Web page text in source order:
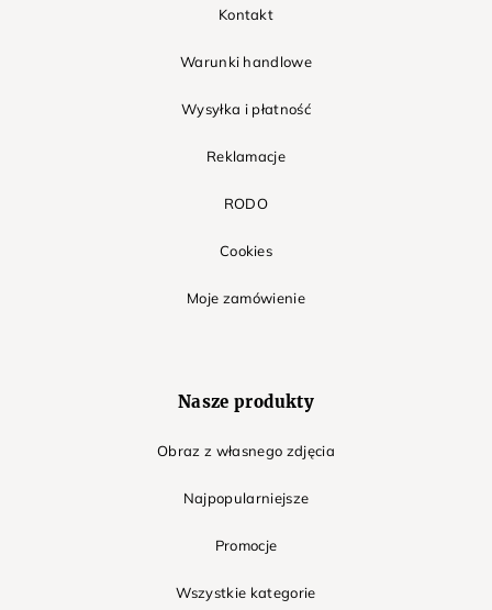
Kontakt
Warunki handlowe
Wysyłka i płatność
Reklamacje
RODO
Cookies
Moje zamówienie
Nasze produkty
Obraz z własnego zdjęcia
Najpopularniejsze
Promocje
Wszystkie kategorie